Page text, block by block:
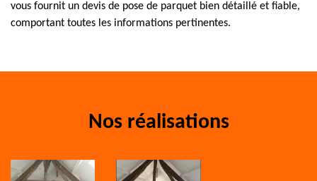
vous fournit un devis de pose de parquet bien détaillé et fiable,
comportant toutes les informations pertinentes.
Nos réalisations